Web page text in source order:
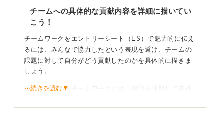
チームへの具体的な貢献内容を詳細に描いてい
こう！
チームワークをエントリーシート（ES）で魅力的に伝え
るには、みんなで協力したという表現を避け、チームの
課題に対して自分がどう貢献したのかを具体的に描きま
しょう。
企業が評価するチームワークとは、役割を理解して責任
す。
⋯続きを読む▼